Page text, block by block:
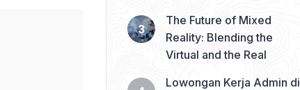
The Future of Mixed
Reality: Blending the
Virtual and the Real
Lowongan Kerja Admin di